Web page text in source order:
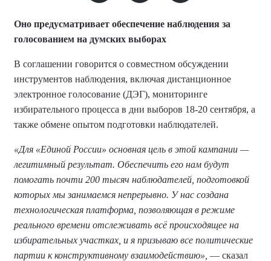
Оно предусматривает обеспечение наблюдения за
голосованием на думских выборах
В соглашении говорится о совместном обсуждении
инструментов наблюдения, включая дистанционное
электронное голосование (ДЭГ), мониторинге
избирательного процесса в дни выборов 18-20 сентября, а
также обмене опытом подготовки наблюдателей.
«Для «Единой России» основная цель в этой кампании —
легитимный результат. Обеспечить его нам будут
помогать почти 200 тысяч наблюдателей, подготовкой
которых мы занимаемся непрерывно. У нас создана
технологическая платформа, позволяющая в режиме
реального времени отслеживать всё происходящее на
избирательных участках, и я призываю все политические
партии к конструктивному взаимодействию», — сказал